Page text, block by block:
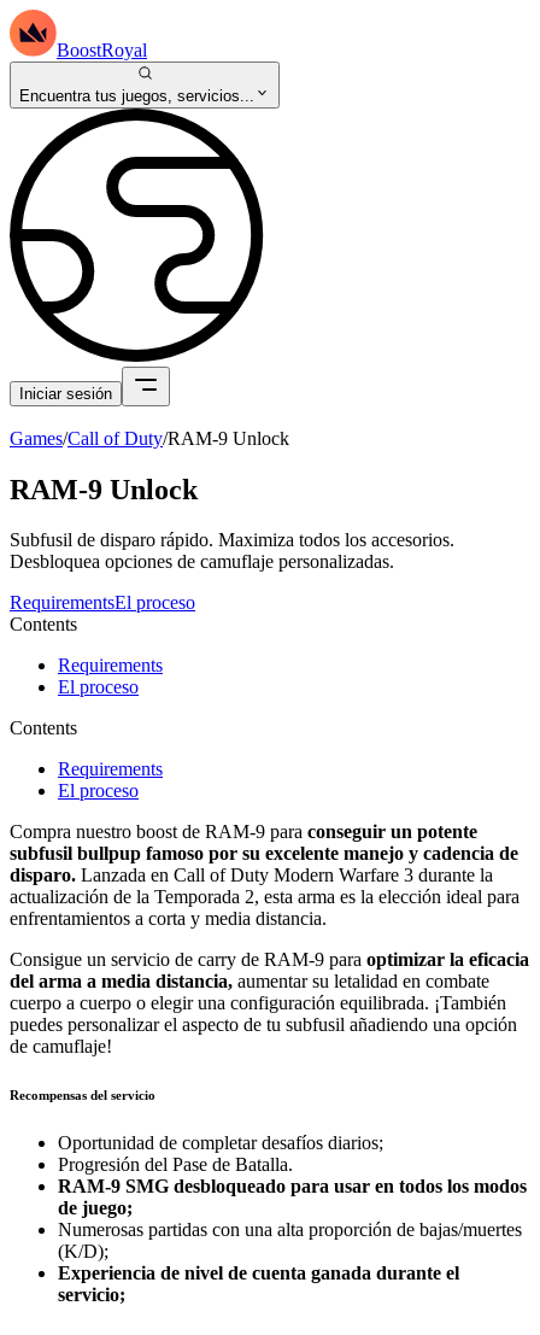
BoostRoyal
Encuentra tus juegos, servicios...
Iniciar sesión
Games/Call of Duty/RAM-9 Unlock
RAM-9 Unlock
Subfusil de disparo rápido. Maximiza todos los accesorios.
Desbloquea opciones de camuflaje personalizadas.
RequirementsEl proceso
Contents
Requirements
El proceso
Contents
Requirements
El proceso
Compra nuestro boost de RAM-9 para conseguir un potente
subfusil bullpup famoso por su excelente manejo y cadencia de
disparo. Lanzada en Call of Duty Modern Warfare 3 durante la
actualización de la Temporada 2, esta arma es la elección ideal para
enfrentamientos a corta y media distancia.
Consigue un servicio de carry de RAM-9 para optimizar la eficacia
del arma a media distancia, aumentar su letalidad en combate
cuerpo a cuerpo o elegir una configuración equilibrada. ¡También
puedes personalizar el aspecto de tu subfusil añadiendo una opción
de camuflaje!
Recompensas del servicio
Oportunidad de completar desafíos diarios;
Progresión del Pase de Batalla.
RAM-9 SMG desbloqueado para usar en todos los modos
de juego;
Numerosas partidas con una alta proporción de bajas/muertes
(K/D);
Experiencia de nivel de cuenta ganada durante el
servicio;